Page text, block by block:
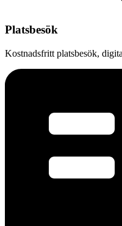
Platsbesök
Kostnadsfritt platsbesök,